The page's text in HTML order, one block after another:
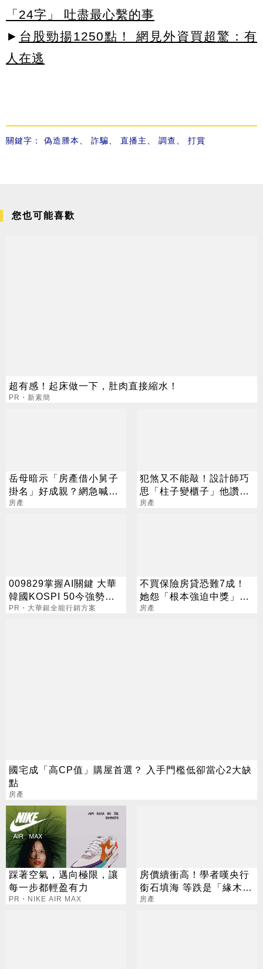
「24字」 吐盡最心繫的事
► 台股勁揚1250點！ 網見外資買超驚：有
人在逃
關鍵字： 偽造謄本 詐騙 直播主 調查 打賞
您也可能喜歡
超有感！起床做一下，肚肉直接縮水！
PR・新素簡
岳母暗示「房產借小舅子
掛名」好成親？網急喊：
別當扶弟魔
房產
犯煞又不能敲！設計師巧
思「柱子變櫃子」他讚：
選擇比努力重要
房產
009829掌握AI關鍵 大華
韓國KOSPI 50今強勢開
募
PR・大華銀全能行銷方案
不買保險房貸恐難7成！
她怨「根本強迫中獎」專
家嘆：無計可施
房產
國宅成「高CP值」購屋首選？ 入手門檻低卻當心2大缺
點
房產
踩著空氣，邁向極限，讓
每一步都輕盈有力
PR・NIKE AIR MAX
房價續衝高！學者嘆央行
銜石填海 等跌是「緣木求
魚」
房產